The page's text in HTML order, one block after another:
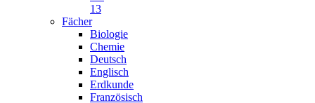
13
Fächer
Biologie
Chemie
Deutsch
Englisch
Erdkunde
Französisch